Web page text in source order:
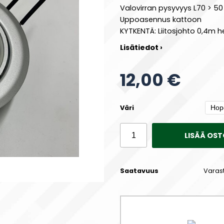
Valovirran pysyvyys L70 >
Uppoasennus kattoon
KYTKENTÄ: Liitosjohto 0,4m
Lisätiedot ›
12,00 €
Väri
LISÄÄ
Saatavuus